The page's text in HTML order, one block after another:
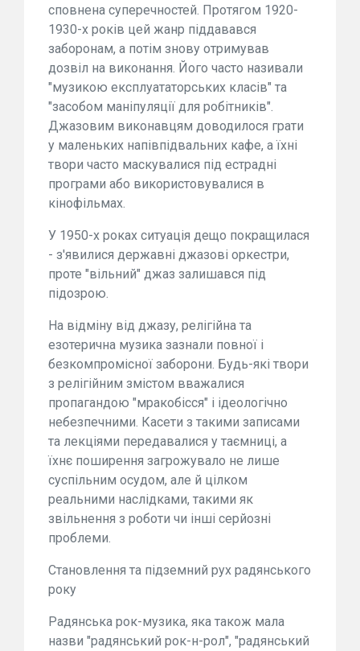
сповнена суперечностей. Протягом 1920-
1930-х років цей жанр піддавався
заборонам, а потім знову отримував
дозвіл на виконання. Його часто називали
"музикою експлуататорських класів" та
"засобом маніпуляції для робітників".
Джазовим виконавцям доводилося грати
у маленьких напівпідвальних кафе, а їхні
твори часто маскувалися під естрадні
програми або використовувалися в
кінофільмах.
У 1950-х роках ситуація дещо покращилася
- з'явилися державні джазові оркестри,
проте "вільний" джаз залишався під
підозрою.
На відміну від джазу, релігійна та
езотерична музика зазнали повної і
безкомпромісної заборони. Будь-які твори
з релігійним змістом вважалися
пропагандою "мракобісся" і ідеологічно
небезпечними. Касети з такими записами
та лекціями передавалися у таємниці, а
їхнє поширення загрожувало не лише
суспільним осудом, але й цілком
реальними наслідками, такими як
звільнення з роботи чи інші серйозні
проблеми.
Становлення та підземний рух радянського
року
Радянська рок-музика, яка також мала
назви "радянський рок-н-рол", "радянський